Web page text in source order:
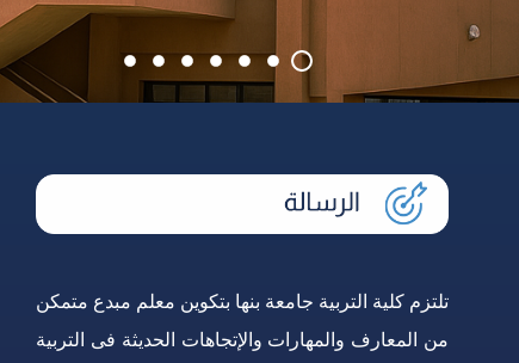
تلتزم كلية التربية جامعة بنها بتكوين معلم مبدع متمكن
من المعارف والمهارات والإتجاهات الحديثة فى التربية